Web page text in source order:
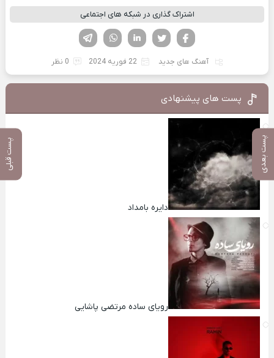
پست بعدی پست قبلی
اشتراک گذاری در شبکه های اجتماعی
لینکدین تویتر
فیسوک
آهنگ های جدید 22 فوریه 2024 0 نظر
پست های پیشنهادی
دایره بامداد
رویای ساده مرتضی پاشایی